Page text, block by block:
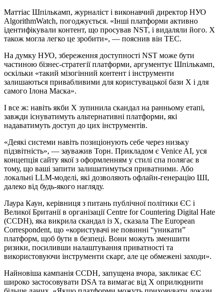
Маттіас Шпількамп, журналіст і виконавчий директор НУО
AlgorithmWatch, погоджується. «Інші платформи активно
ідентифікували контент, що просував NST, і видаляли його. X
також могла легко це зробити», — пояснив він TEC.
На думку НУО, збереження доступності NST може бути
частиною бізнес-стратегії платформи, аргументує Шпількамп,
оскільки «такий мізогінний контент і інструменти
залишаються привабливими для користувацької бази X і для
самого Ілона Маска».
І все ж: навіть якби X зупинила скандал на ранньому етапі,
завжди існуватимуть альтернативні платформи, які
надаватимуть доступ до цих інструментів.
«Деякі системи навіть позиціонують себе через низьку
підзвітність», — зауважив Торн. Прикладом є Venice AI, уся
концепція сайту якої з оформленням у стилі спа полягає в
тому, що ваші запити залишатимуться приватними. Або
локальні LLM-моделі, які дозволяють офлайн-генерацію ШІ,
далеко від будь-якого нагляду.
Лаура Каун, керівниця з питань публічної політики ЄС і
Великої Британії в організації Centre for Countering Digital Hate
(CCDH), яка викрила скандал із X, сказала The European
Correspondent, що «користувачі не повинні “уникати”
платформ, щоб бути в безпеці. Вони можуть зменшити
ризики, посиливши налаштування приватності та
використовуючи інструменти скарг, але це обмежені заходи».
Найновіша кампанія CCDH, запущена вчора, закликає ЄС
широко застосовувати DSA та вимагає від X оприлюднити